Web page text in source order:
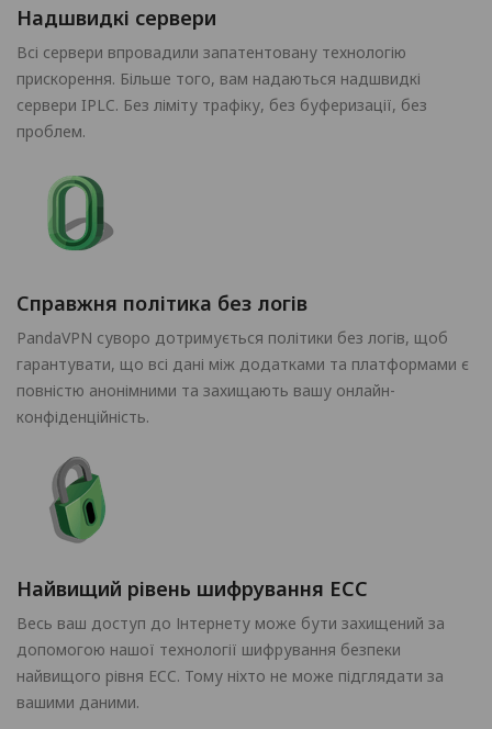
Надшвидкі сервери
Всі сервери впровадили запатентовану технологію
прискорення. Більше того, вам надаються надшвидкі
сервери IPLC. Без ліміту трафіку, без буферизації, без
проблем.
Справжня політика без логів
PandaVPN суворо дотримується політики без логів, щоб
гарантувати, що всі дані між додатками та платформами є
повністю анонімними та захищають вашу онлайн-
конфіденційність.
Найвищий рівень шифрування ECC
Весь ваш доступ до Інтернету може бути захищений за
допомогою нашої технології шифрування безпеки
найвищого рівня ECC. Тому ніхто не може підглядати за
вашими даними.